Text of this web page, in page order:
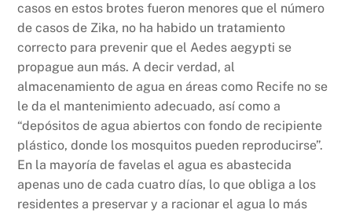
casos en estos brotes fueron menores que el número
de casos de Zika, no ha habido un tratamiento
correcto para prevenir que el Aedes aegypti se
propague aun más. A decir verdad, al
almacenamiento de agua en áreas como Recife no se
le da el mantenimiento adecuado, así como a
“depósitos de agua abiertos con fondo de recipiente
plástico, donde los mosquitos pueden reproducirse”.
En la mayoría de favelas el agua es abastecida
apenas uno de cada cuatro días, lo que obliga a los
residentes a preservar y a racionar el agua lo más